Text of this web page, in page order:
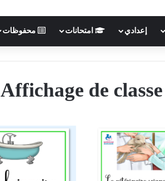
إعدادي امتحانات محفوظات
Affichage de